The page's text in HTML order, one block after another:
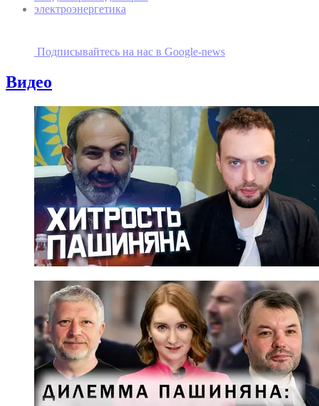
электроэнергетика
Подписывайтесь на наc в Google-news
Видео